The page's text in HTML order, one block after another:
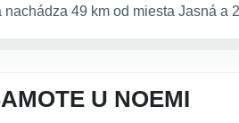
49 km od miesta Jasná a
U NOEMI